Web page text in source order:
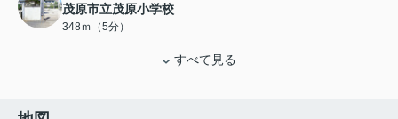
茂原市立茂原小学校
348ｍ（5分）
すべて見る